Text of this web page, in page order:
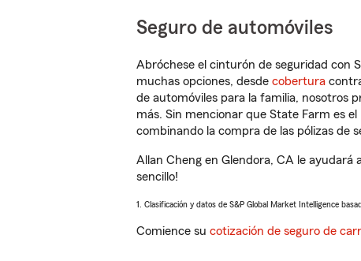
Seguro de automóviles
Abróchese el cinturón de seguridad con
muchas opciones, desde cobertura
de automóviles para la familia, nosotros
más. Sin mencionar que State Farm es
combinando la compra de las pólizas de
Allan Cheng en Glendora, CA le ayudará
sencillo!
1. Clasificación y datos de S&P Global Market Intelligence
Comience su cotización de seguro de